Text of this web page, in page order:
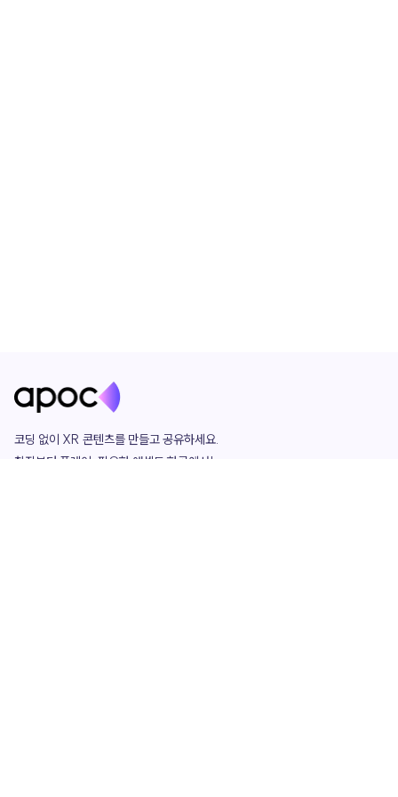
코딩 없이 XR 콘텐츠를 만들고 공유하세요.
창작부터 플레이, 필요한 애셋도 한곳에서!